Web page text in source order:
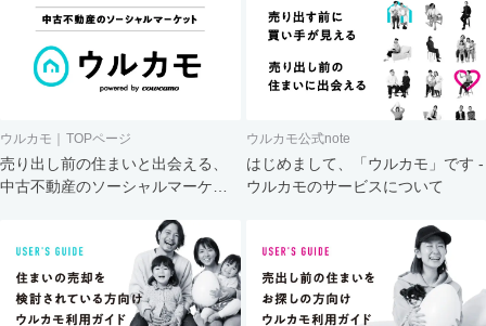
ウルカモ｜TOPページ
売り出し前の住まいと出会える、
中古不動産のソーシャルマーケッ
ウルカモ公式note
はじめまして、「ウルカモ」です -
ウルカモのサービスについて